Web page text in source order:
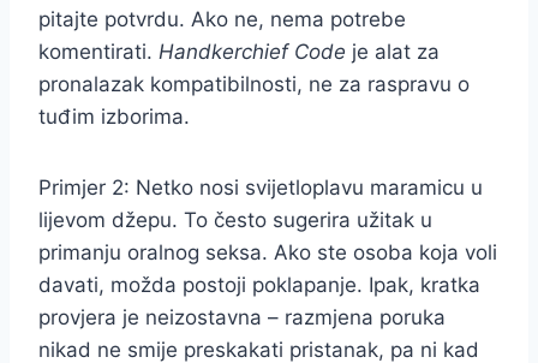
pitajte potvrdu. Ako ne, nema potrebe
komentirati. Handkerchief Code je alat za
pronalazak kompatibilnosti, ne za raspravu o
tuđim izborima.
Primjer 2: Netko nosi svijetloplavu maramicu u
lijevom džepu. To često sugerira užitak u
primanju oralnog seksa. Ako ste osoba koja voli
davati, možda postoji poklapanje. Ipak, kratka
provjera je neizostavna – razmjena poruka
nikad ne smije preskakati pristanak, pa ni kad